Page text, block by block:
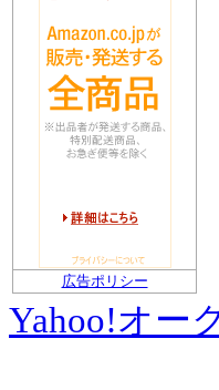
広告ポリシー
Yahoo!オー